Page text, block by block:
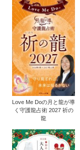
Love Me Doの月と龍が導
く守護龍占術 2027 祈の
龍